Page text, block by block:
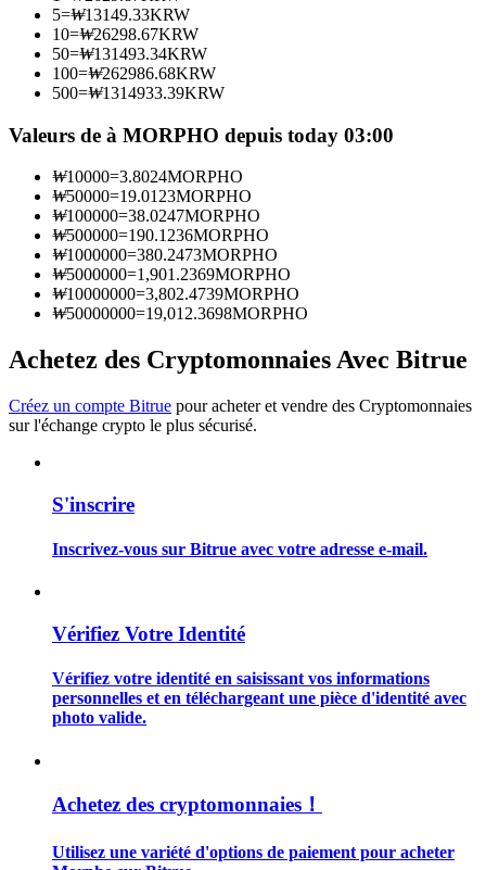
Devenez un trader de copie
Profitez du partage des bénéfices et des commissions de copy
trading
Information
commerciales, etc.
5=₩13149.33KRW
10=₩26298.67KRW
50=₩131493.34KRW
100=₩262986.68KRW
500=₩1314933.39KRW
Valeurs de à MORPHO depuis today 03:00
₩10000=3.8024MORPHO
₩50000=19.0123MORPHO
₩100000=38.0247MORPHO
₩500000=190.1236MORPHO
₩1000000=380.2473MORPHO
₩5000000=1,901.2369MORPHO
₩10000000=3,802.4739MORPHO
₩50000000=19,012.3698MORPHO
Achetez des Cryptomonnaies Avec Bitrue
Créez un compte Bitrue pour acheter et vendre des Cryptomonnaies
sur l'échange crypto le plus sécurisé.
S'inscrire
Inscrivez-vous sur Bitrue avec votre adresse e-mail.
Vérifiez Votre Identité
Vérifiez votre identité en saisissant vos informations
personnelles et en téléchargeant une pièce d'identité avec
photo valide.
Achetez des cryptomonnaies！
Utilisez une variété d'options de paiement pour acheter